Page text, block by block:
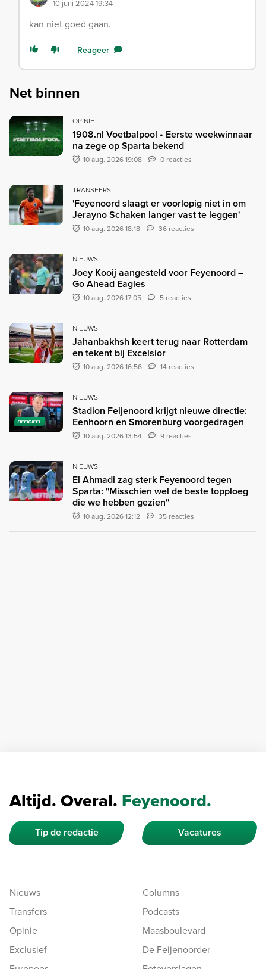
10 juni 2024 19:34
kan niet goed gaan.
Reageer
Net binnen
OPINIE
1908.nl Voetbalpool • Eerste weekwinnaar
na zege op Sparta bekend
10 aug. 2026 19:08 0 reacties
TRANSFERS
'Feyenoord slaagt er voorlopig niet in om
Jerayno Schaken langer vast te leggen'
10 aug. 2026 18:18 36 reacties
NIEUWS
Joey Kooij aangesteld voor Feyenoord –
Go Ahead Eagles
10 aug. 2026 17:05 5 reacties
NIEUWS
Jahanbakhsh keert terug naar Rotterdam
en tekent bij Excelsior
10 aug. 2026 16:56 14 reacties
OFFICIEEL
NIEUWS
Stadion Feijenoord krijgt nieuwe directie:
Eenhoorn en Smorenburg voorgedragen
10 aug. 2026 13:54 9 reacties
NIEUWS
El Ahmadi zag sterk Feyenoord tegen
Sparta: ''Misschien wel de beste topploeg
die we hebben gezien''
10 aug. 2026 12:12 35 reacties
Altijd. Overal. Feyenoord.
Tip de redactie Vacatures
Nieuws
Transfers
Opinie
Exclusief
Columns
Podcasts
Maasboulevard
De Feijenoorder